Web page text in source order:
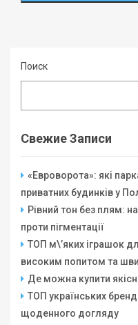
Поиск
Свежие Записи
«Евроворота»: які
приватних будинків у
Рівний тон без плям:
проти пігментації
ТОП м\’яких іграшок
високим попитом та
Де можна купити
ТОП українських
щоденного догляду